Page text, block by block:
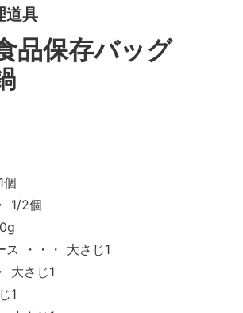
道具
品保存バッグ
個
1/2個
ス ・・・ 大さじ1
大さじ1
1